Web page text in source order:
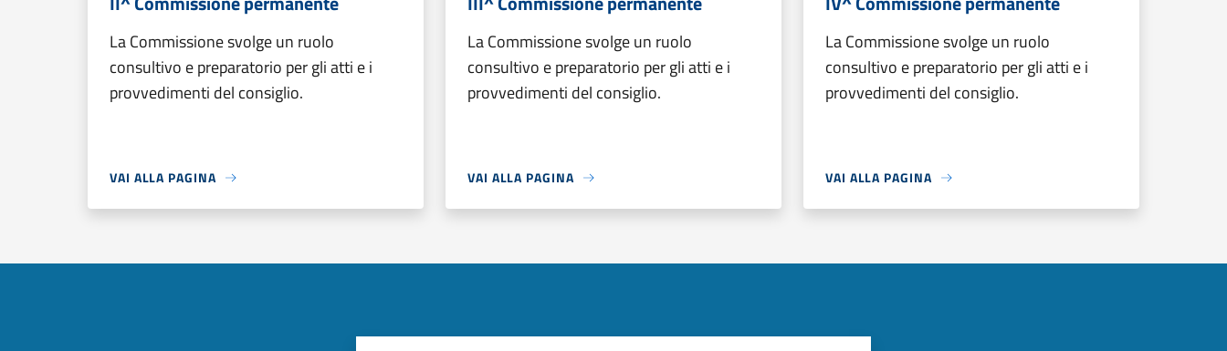
La Commissione svolge un ruolo
consultivo e preparatorio per gli atti e i
provvedimenti del consiglio.
VAI ALLA PAGINA
La Commissione svolge un ruolo
consultivo e preparatorio per gli atti e i
provvedimenti del consiglio.
VAI ALLA PAGINA
La Commissione svolge un ruolo
consultivo e preparatorio per gli atti e i
provvedimenti del consiglio.
VAI ALLA PAGINA